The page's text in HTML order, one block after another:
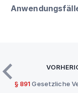
§ 891 Gesetzliche